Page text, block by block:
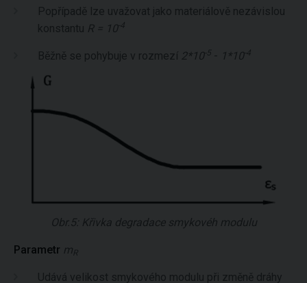
Popřípadě lze uvažovat jako materiálově nezávislou
konstantu R = 10-4
Běžně se pohybuje v rozmezí 2*10-5 - 1*10-4
Obr.5: Křivka degradace smykovéh modulu
Parametr mR
Udává velikost smykového modulu při změně dráhy